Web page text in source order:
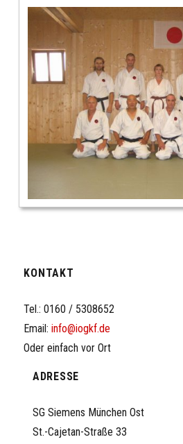
KONTAKT
Tel.: 0160 / 5308652
Email:info@iogkf.de
Oder einfach vor Ort
ADRESSE
SG Siemens München Ost
St.-Cajetan-Straße 33